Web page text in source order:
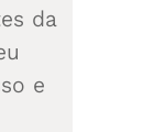
da
e